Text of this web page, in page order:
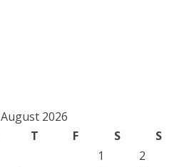
August 2026
T F S
S
1
2